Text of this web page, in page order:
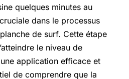
quelques minutes au
dans le processus
de surf. Cette étape
le niveau de
application efficace et
de comprendre que la